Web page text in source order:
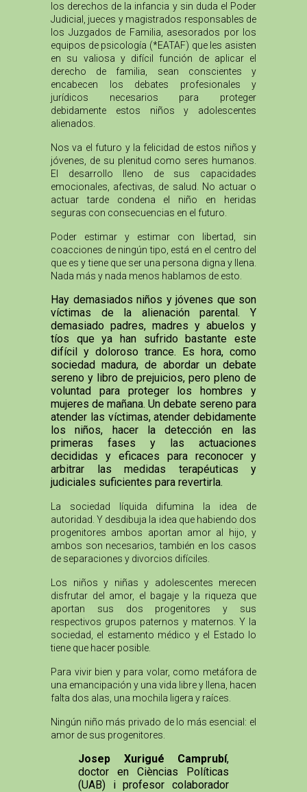
los derechos de la infancia y sin duda el Poder
Judicial, jueces y magistrados responsables de
los Juzgados de Familia, asesorados por los
equipos de psicología (*EATAF) que les asisten
en su valiosa y difícil función de aplicar el
derecho de familia, sean conscientes y
encabecen los debates profesionales y
jurídicos necesarios para proteger
debidamente estos niños y adolescentes
alienados.
Nos va el futuro y la felicidad de estos niños y
jóvenes, de su plenitud como seres humanos.
El desarrollo lleno de sus capacidades
emocionales, afectivas, de salud. No actuar o
actuar tarde condena el niño en heridas
seguras con consecuencias en el futuro.
Poder estimar y estimar con libertad, sin
coacciones de ningún tipo, está en el centro del
que es y tiene que ser una persona digna y llena.
Nada más y nada menos hablamos de esto.
Hay demasiados niños y jóvenes que son
víctimas de la alienación parental. Y
demasiado padres, madres y abuelos y
tíos que ya han sufrido bastante este
difícil y doloroso trance. Es hora, como
sociedad madura, de abordar un debate
sereno y libro de prejuicios, pero pleno de
voluntad para proteger los hombres y
mujeres de mañana. Un debate sereno para
atender las víctimas, atender debidamente
los niños, hacer la detección en las
primeras fases y las actuaciones
decididas y eficaces para reconocer y
arbitrar las medidas terapéuticas y
judiciales suficientes para revertirla.
La sociedad líquida difumina la idea de
autoridad. Y desdibuja la idea que habiendo dos
progenitores ambos aportan amor al hijo, y
ambos son necesarios, también en los casos
de separaciones y divorcios difíciles.
Los niños y niñas y adolescentes merecen
disfrutar del amor, el bagaje y la riqueza que
aportan sus dos progenitores y sus
respectivos grupos paternos y maternos. Y la
sociedad, el estamento médico y el Estado lo
tiene que hacer posible.
Para vivir bien y para volar, como metáfora de
una emancipación y una vida libre y llena, hacen
falta dos alas, una mochila ligera y raíces.
Ningún niño más privado de lo más esencial: el
amor de sus progenitores.
Josep Xurigué Camprubí,
doctor en Cièncias Políticas
(UAB) i profesor colaborador